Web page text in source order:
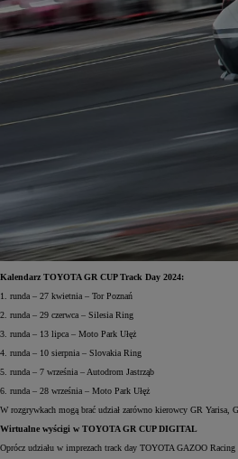
Corolla Hatchback
Kalendarz TOYOTA GR CUP Track Day 2024:
1. runda – 27 kwietnia – Tor Poznań
2. runda – 29 czerwca – Silesia Ring
3. runda – 13 lipca – Moto Park Ułęż
4. runda – 10 sierpnia – Slovakia Ring
5. runda – 7 września – Autodrom Jastrząb
6. runda – 28 września – Moto Park Ułęż
W rozgrywkach mogą brać udział zarówno kierowcy GR
Wirtualne wyścigi w TOYOTA GR CUP DIGITAL
Oprócz udziału w imprezach track day TOYOTA GAZOO